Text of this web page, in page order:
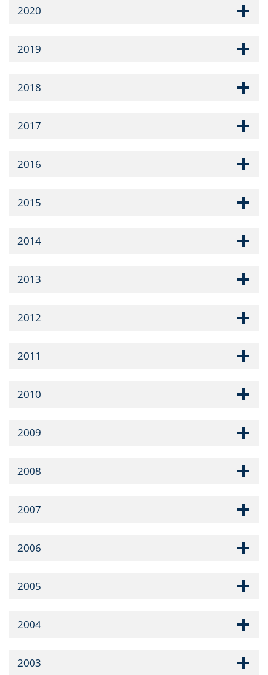
2020
2019
2018
2017
2016
2015
2014
2013
2012
2011
2010
2009
2008
2007
2006
2005
2004
2003